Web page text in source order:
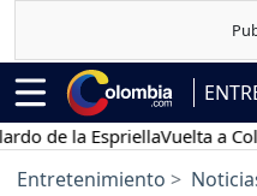
la EspriellaVuelta a
Entretenimiento